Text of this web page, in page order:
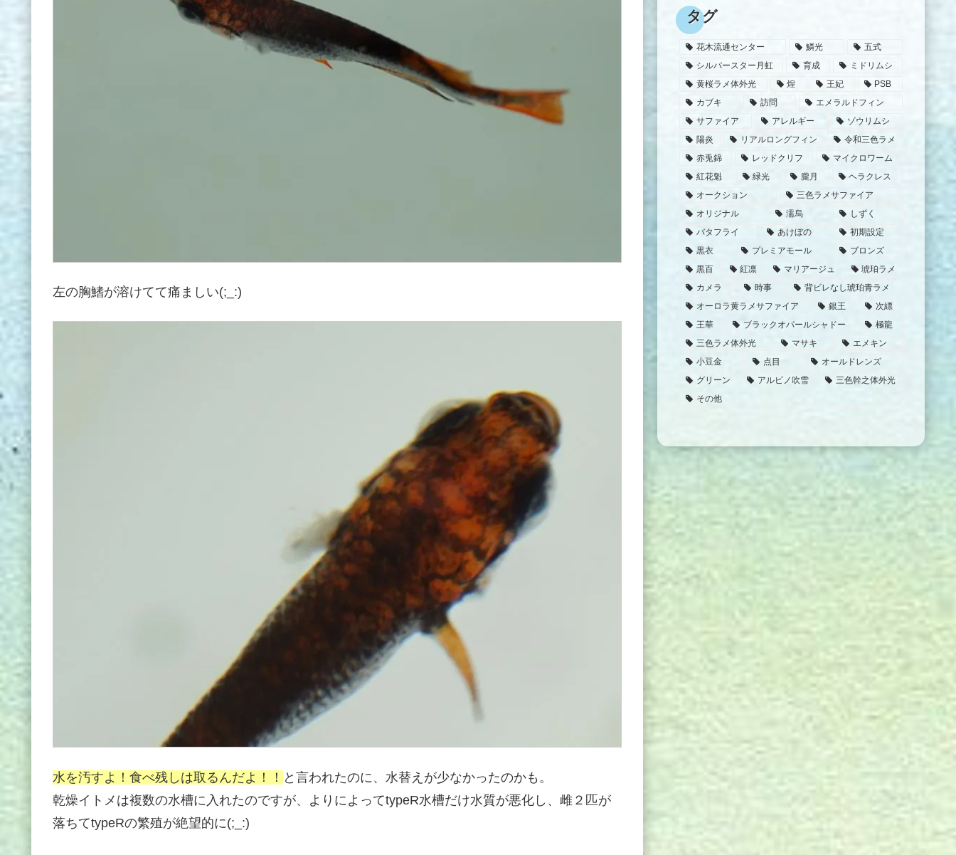
左の胸鰭が溶けてて痛ましい(;_:)
水を汚すよ！食べ残しは取るんだよ！！ と言われたのに、水替えが少なかったのかも。
乾燥イトメは複数の水槽に入れたのですが、よりによってtypeR水槽だけ水質が悪化し、雌２匹が
落ちてtypeRの繁殖が絶望的に(;_:)
タグ
花木流通センター 鱗光
五式
シルバースター月虹
育成
ミドリムシ
黄桜ラメ体外光
煌 王妃
PSB
カブキ
訪問
エメラルドフィン
サファイア
アレルギー
ゾウリムシ
陽炎
リアルロングフィン
令和三色ラメ
赤兎錦
レッドクリフ
マイクロワーム
紅花魁
緑光 朧月
ヘラクレス
オークション
三色ラメサファイア
オリジナル
濡烏
しずく
バタフライ
あけぼの
初期設定
黒衣
プレミアモール
ブロンズ
黒百
紅凛 マリアージュ
琥珀ラメ
カメラ
時事
背ビレなし琥珀青ラメ
オーロラ黄ラメサファイア
銀王
次縹
王華
ブラックオパールシャドー
極龍
三色ラメ体外光
マサキ
エメキン
小豆金
点目
オールドレンズ
グリーン
アルビノ吹雪
三色幹之体外光
その他